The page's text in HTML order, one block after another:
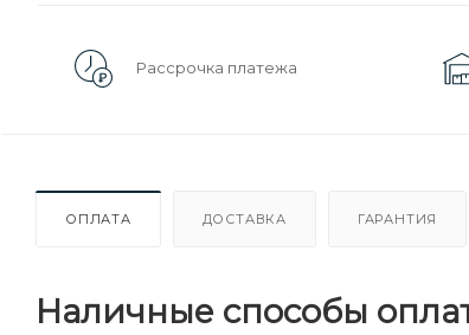
Рассрочка платежа
ОПЛАТА ДОСТАВКА ГАРАНТИЯ
Наличные способы